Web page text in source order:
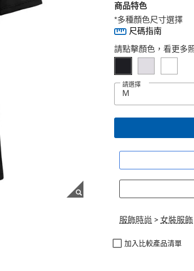
商品特色
*多種顏色尺寸選擇
尺碼指南
Select product
請點擊顏色，看更多
請選擇
服飾時尚 > 女裝服飾
加入比較產品清單